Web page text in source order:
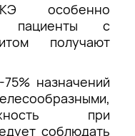
особенно
пациенты с
получают
назначений
при
соблюдать